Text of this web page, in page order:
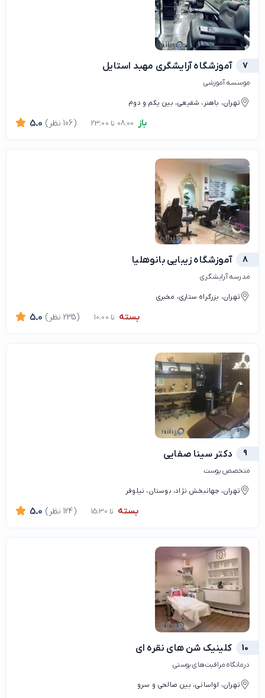
7 آموزشگاه آرایشگری مهبد استایل
موسسه آموزشی
تهران، باهنر، شفیعی، بین یکم و دوم
باز 5.0 (106 نظر)
8 آموزشگاه زیبایی بانوهلیا
مدرسه آرایشگری
تهران، بزرگراه ستاری، مخبری
بسته تا 10:00 5.0 (235 نظر)
9 دکتر سینا صفایی
متخصص پوست
تهران، جهانبخش نژاد، بوستان، نیلوفر
بسته تا 15:30 5.0 (124 نظر)
10 کلینیک شن های نقره ای
درمانگاه مراقبت‌های پوستی
تهران، لواسانی، بین صالحی و سرو